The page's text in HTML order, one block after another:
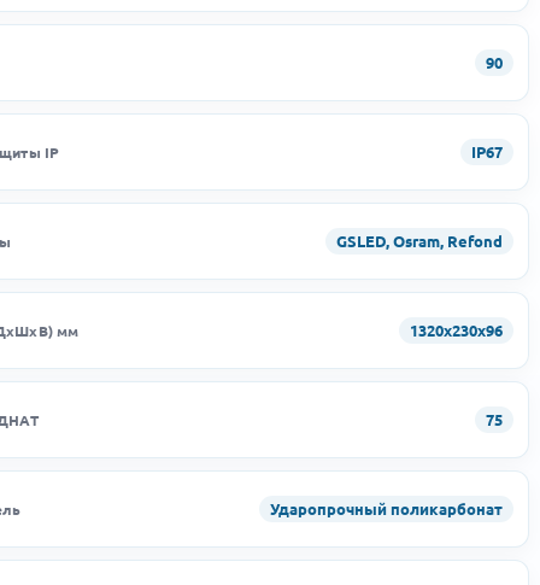
90
IP IP67
GSLED, Osram, Refond
мм 1320х230х96
75
Ударопрочный поликарбонат